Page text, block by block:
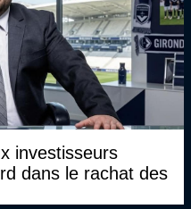
investisseurs
dans le rachat des